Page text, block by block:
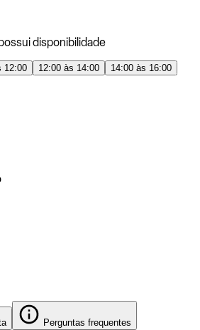
disponibilidade
12:00 12:00 às 14:00
14:00 às 16:00
Perguntas frequentes